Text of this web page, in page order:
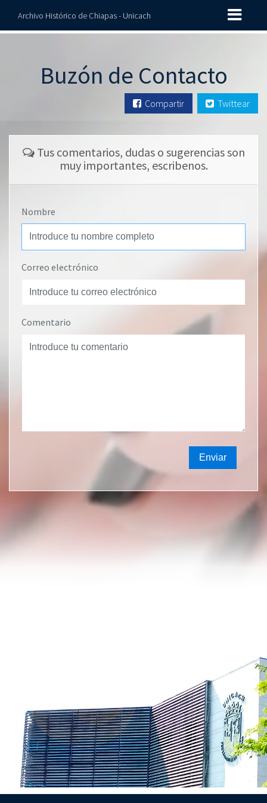
Archivo Histórico de Chiapas - Unicach
Buzón de Contacto
Compartir Twittear
Tus comentarios, dudas o sugerencias son
muy importantes, escribenos.
Nombre
Correo electrónico
Comentario